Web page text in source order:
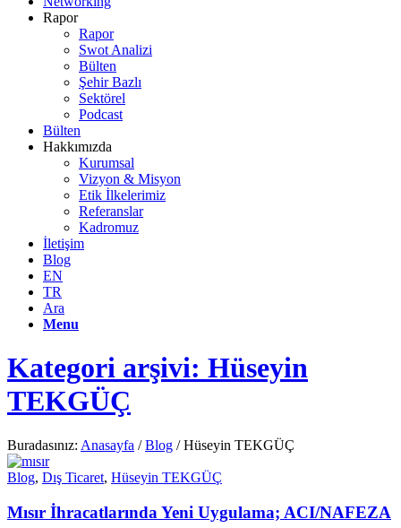
Rapor
Rapor
Swot Analizi
Bülten
Şehir Bazlı
Sektörel
Podcast
Bülten
Hakkımızda
Kurumsal
Vizyon & Misyon
Etik İlkelerimiz
Referanslar
Kadromuz
İletişim
Blog
EN
TR
Ara
Menu
Kategori arşivi: Hüseyin
TEKGÜÇ
Buradasınız: Anasayfa / Blog / Hüseyin TEKGÜÇ
Blog, Dış Ticaret, Hüseyin TEKGÜÇ
Mısır İhracatlarında Yeni Uygulama; ACI/NAFEZA